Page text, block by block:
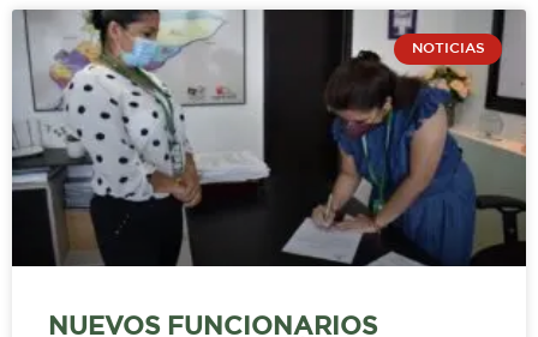
NOTICIAS
NUEVOS FUNCIONARIOS